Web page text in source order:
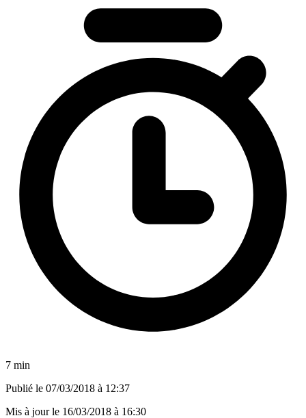
7 min
Publié le 07/03/2018 à 12:37
Mis à jour le 16/03/2018 à 16:30